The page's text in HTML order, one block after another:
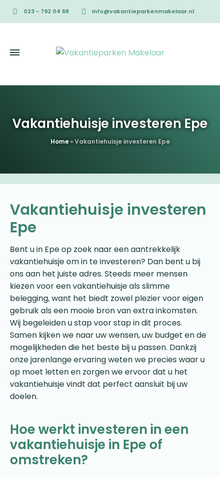
023 - 792 04 68 info@vakantieparkenmakelaar.nl
Vakantiehuisje investeren Epe
Home»Vakantiehuisje investeren Epe
Vakantiehuisje investeren
Epe
Bent u in Epe op zoek naar een aantrekkelijk
vakantiehuisje om in te investeren? Dan bent u bij
ons aan het juiste adres. Steeds meer mensen
kiezen voor een vakantiehuisje als slimme
belegging, want het biedt zowel plezier voor eigen
gebruik als een mooie bron van extra inkomsten.
Wij begeleiden u stap voor stap in dit proces.
Samen kijken we naar uw wensen, uw budget en de
mogelijkheden die het beste bij u passen. Dankzij
onze jarenlange ervaring weten we precies waar u
op moet letten en zorgen we ervoor dat u het
vakantiehuisje vindt dat perfect aansluit bij uw
doelen.
Hoe werkt investeren in een
vakantiehuisje in Epe of
omstreken?